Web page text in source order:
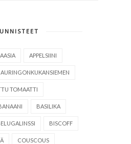
AASIA APPELSIINI
AURINGONKUKANSIEMEN
TOMAATTI
BASILIKA
BISCOFF
COUSCOUS